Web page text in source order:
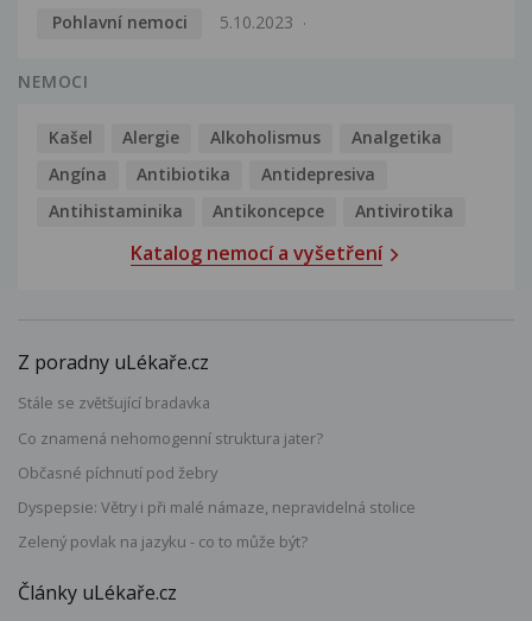
Pohlavní nemoci
5.10.2023
NEMOCI
Kašel Alergie Alkoholismus
Analgetika
Angína
Antibiotika
Antidepresiva
Antihistaminika
Antikoncepce Antivirotika
Katalog nemocí a vyšetření
Z poradny uLékaře.cz
Stále se zvětšující bradavka
Co znamená nehomogenní struktura jater?
Občasné píchnutí pod žebry
Dyspepsie: Větry i při malé námaze, nepravidelná stolice
Zelený povlak na jazyku - co to může být?
Články uLékaře.cz